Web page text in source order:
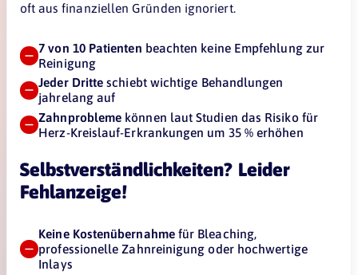
oft aus finanziellen Gründen ignoriert.
7 von 10 Patienten beachten keine Empfehlung zur
Reinigung
Jeder Dritte schiebt wichtige Behandlungen
jahrelang auf
Zahnprobleme können laut Studien das Risiko für
Herz-Kreislauf-Erkrankungen um 35 % erhöhen
Selbstverständlichkeiten? Leider
Fehlanzeige!
Keine Kostenübernahmefür Bleaching,
professionelle Zahnreinigung oder hochwertige
Inlays